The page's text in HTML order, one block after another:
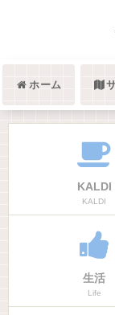
ホーム
KALDI
KALDI
生活
Life